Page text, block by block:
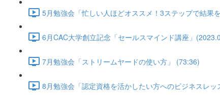
5月勉強会「忙しい人ほどオススメ！3ステップで結果
6月CAC大学創立記念「セールスマインド講座」
7月勉強会「ストリームヤードの使い方」 (73:36)
8月勉強会「認定資格を活かしたい方へのビジネスレ